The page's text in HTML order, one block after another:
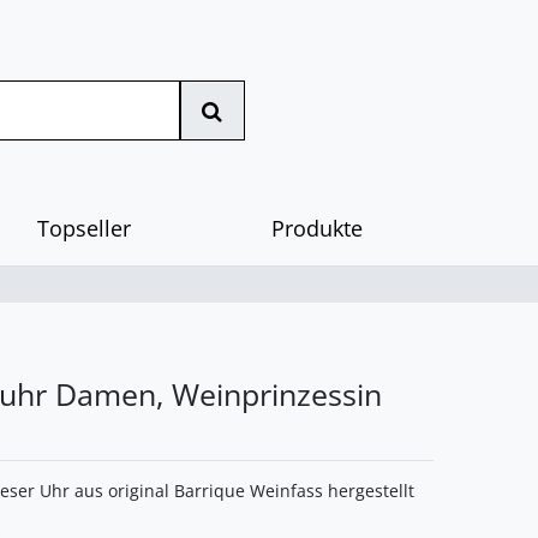
Topseller Produkte
Damen, Weinprinzessin
Uhr aus original Barrique Weinfass hergestellt